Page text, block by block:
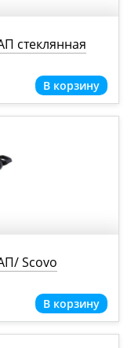
стеклянная
Scovo